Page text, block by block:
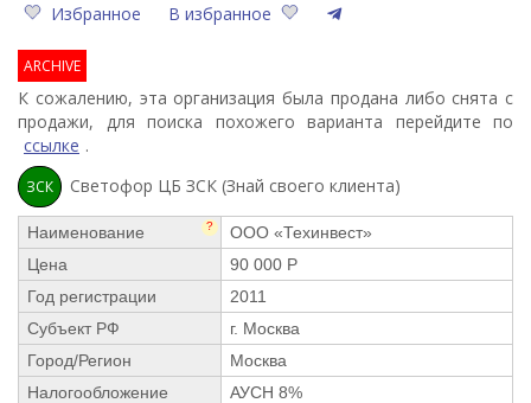
Избранное В избранное
ARCHIVE
К сожалению, эта организация была продана либо снята с
продажи, для поиска похожего варианта перейдите по
ссылке .
ЗСК Светофор ЦБ ЗСК (Знай своего клиента)
Наименование ?
ООО «Техинвест»
Цена
90 000 Р
Год регистрации
2011
Субъект РФ
г. Москва
Город/Регион
Москва
Налогообложение
АУСН 8%